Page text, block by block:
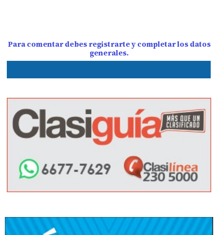
Para comentar debes registrarte y completar los datos
generales.